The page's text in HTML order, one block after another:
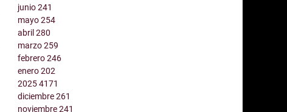
junio241
mayo254
abril280
marzo259
febrero246
enero202
20254171
diciembre261
noviembre241